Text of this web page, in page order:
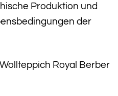
Produktion und
der
Royal Berber